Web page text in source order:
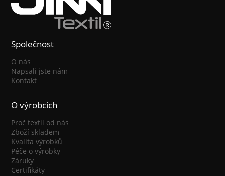
Společnost
O nás
Napsali jste nám
Kontakt
O výrobcích
Proč textil od nás
Zboží skladem
Kvalita výrobků
Péče o výrobky
Záruky
Certifikáty